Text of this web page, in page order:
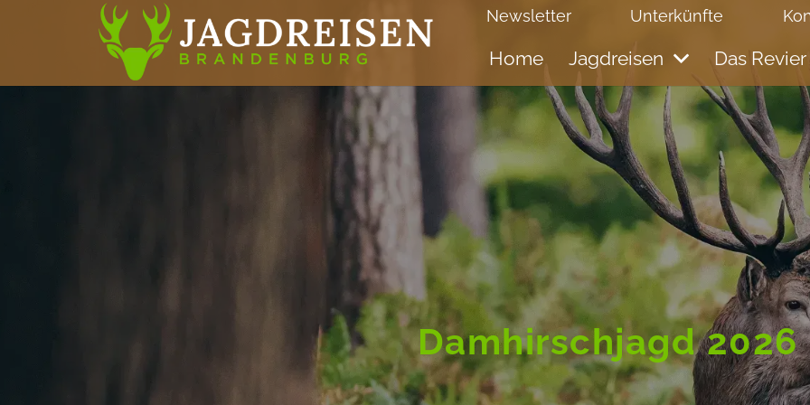
Newsletter Unterkünfte
Home Jagdreisen Das Revier
Damhirschjagd 2026